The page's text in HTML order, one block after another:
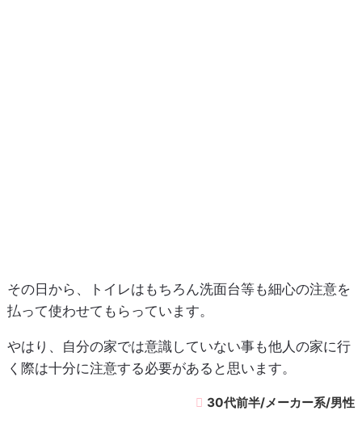
その日から、トイレはもちろん洗面台等も細心の注意を
払って使わせてもらっています。
やはり、自分の家では意識していない事も他人の家に行
く際は十分に注意する必要があると思います。
30代前半/メーカー系/男性